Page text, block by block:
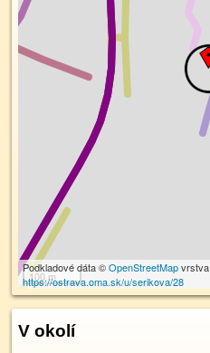
100 m
Podkladové dáta ©OpenStreetMapvrstva
https://ostrava.oma.sk/u/serikova/28
V okolí